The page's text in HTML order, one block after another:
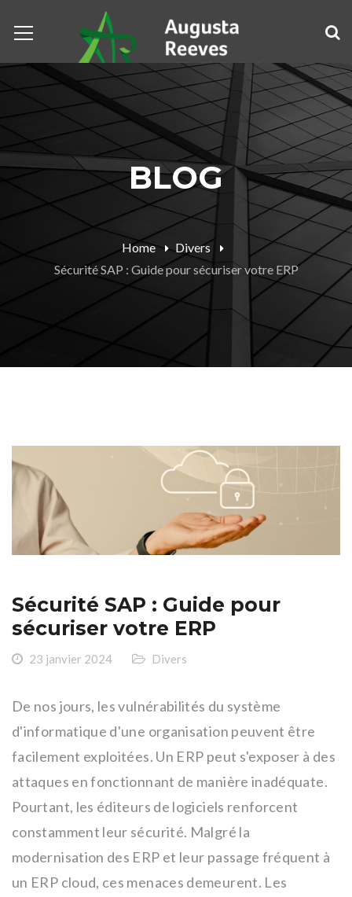
BLOG
Home
Divers
Sécurité SAP : Guide pour sécuriser votre ERP
Sécurité SAP : Guide pour
sécuriser votre ERP
23 janvier 2024 Divers
De nos jours, les vulnérabilités du système
d'informatique d'une organisation peuvent être
facilement exploitées. Un ERP peut s'exposer à des
attaques en fonctionnant de manière inadéquate.
Pourtant, les éditeurs de logiciels renforcent
constamment leur sécurité. Malgré la
modernisation des ERP et leur passage fréquent à
un ERP cloud, ces menaces demeurent. Les